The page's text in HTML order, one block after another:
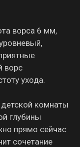
ворса 6 мм,
ворс
ухода.
детской комнаты
глубины
прямо сейчас
сочетание